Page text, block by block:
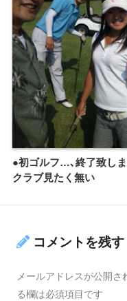
●初ゴルフ…､終了致し
クラブ見たく無い
コメントを残す
メールアドレスが公開さ
る欄は必須項目です